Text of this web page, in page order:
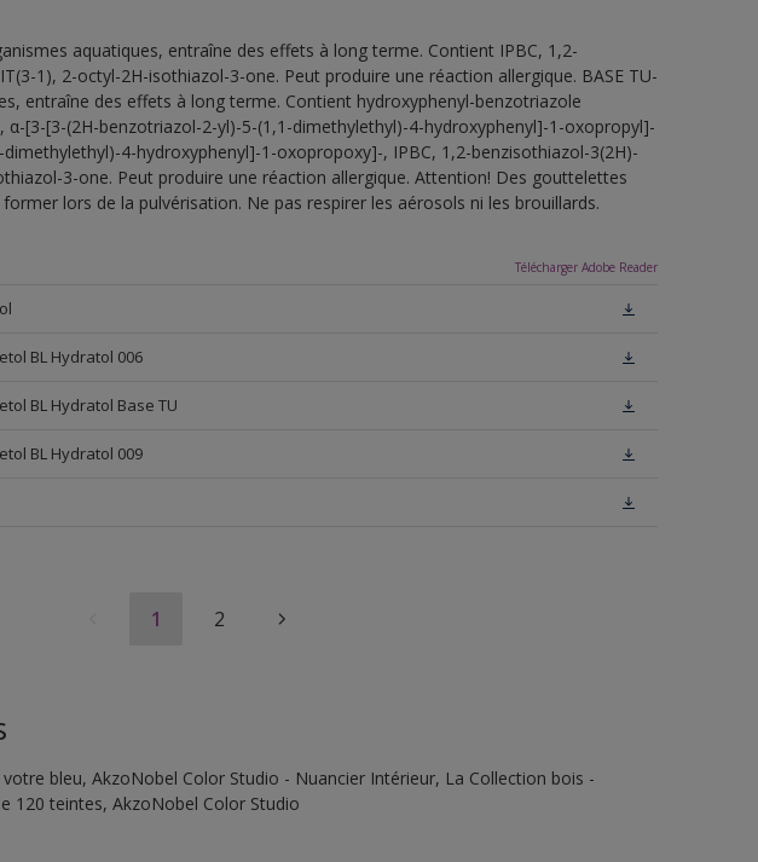
aquatiques, entraîne des effets à long terme. Contient IPBC, 1,2-
1), 2-octyl-2H-isothiazol-3-one. Peut produire une réaction allergique. BASE TU-
entraîne des effets à long terme. Contient hydroxyphenyl-benzotriazole
α-[3-[3-(2H-benzotriazol-2-yl)-5-(1,1-dimethylethyl)-4-hydroxyphenyl]-1-oxopropyl]-
4-hydroxyphenyl]-1-oxopropoxy]-, IPBC, 1,2-benzisothiazol-3(2H)-
3-one. Peut produire une réaction allergique. Attention! Des gouttelettes
lors de la pulvérisation. Ne pas respirer les aérosols ni les brouillards.
Télécharger Adobe Reader
BL Hydratol 006
BL Hydratol Base TU
BL Hydratol 009
1 2
votre bleu, AkzoNobel Color Studio - Nuancier Intérieur, La Collection bois -
120 teintes, AkzoNobel Color Studio